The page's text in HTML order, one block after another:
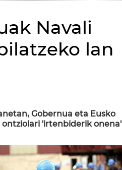
Navali
lan
Gobernua eta Eusko
'irtenbiderik onena'